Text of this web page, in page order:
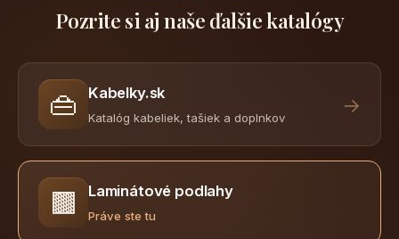
Pozrite si aj naše ďalšie katalógy
👜 Kabelky.sk
Katalóg kabeliek, tašiek a doplnkov
→
🟫 Laminátové podlahy
Práve ste tu